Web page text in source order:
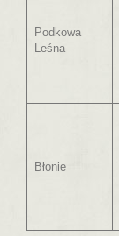
Podkowa
Leśna
Błonie